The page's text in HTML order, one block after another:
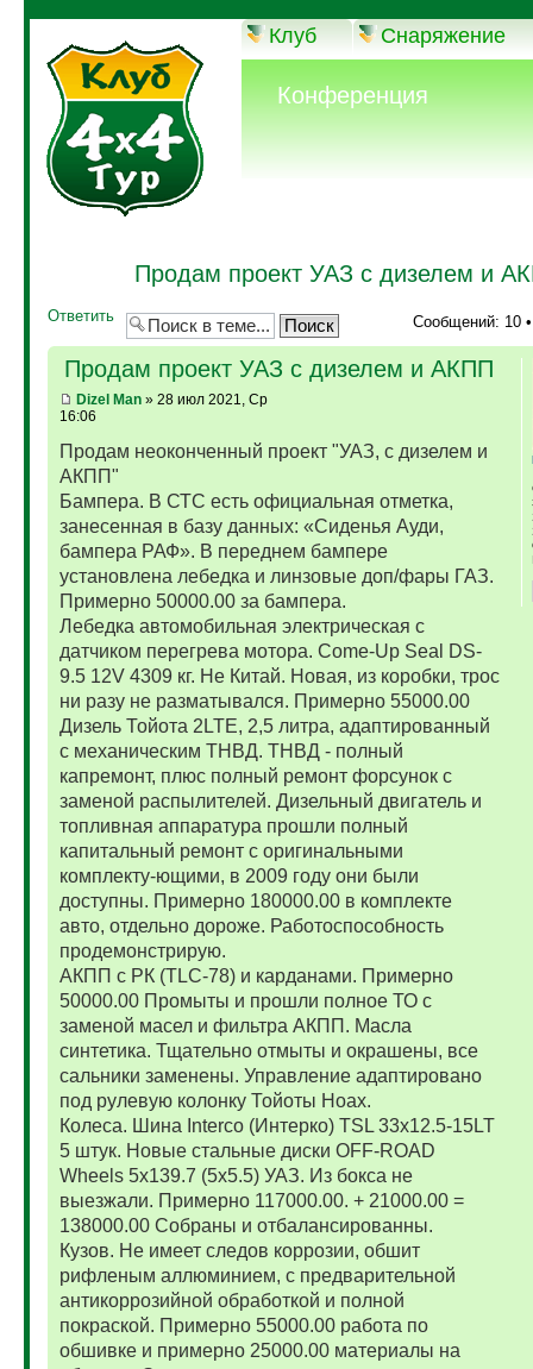
Клуб Снаряжение
Конференция
Продам проект УАЗ с дизелем и
Ответить Сообщений: 10
Продам проект УАЗ с дизелем и АКПП
Dizel Man» 28 июл 2021, Ср
16:06
Продам неоконченный проект "УАЗ, с дизелем и
АКПП"
Бампера. В СТС есть официальная отметка,
занесенная в базу данных: «Сиденья Ауди,
бампера РАФ». В переднем бампере
установлена лебедка и линзовые доп/фары ГАЗ.
Примерно 50000.00 за бампера.
Лебедка автомобильная электрическая с
датчиком перегрева мотора. Come-Up Seal DS-
9.5 12V 4309 кг. Не Китай. Новая, из коробки, трос
ни разу не разматывался. Примерно 55000.00
Дизель Тойота 2LTE, 2,5 литра, адаптированный
с механическим ТНВД. ТНВД - полный
капремонт, плюс полный ремонт форсунок с
заменой распылителей. Дизельный двигатель и
топливная аппаратура прошли полный
капитальный ремонт с оригинальными
комплекту-ющими, в 2009 году они были
доступны. Примерно 180000.00 в комплекте
авто, отдельно дороже. Работоспособность
продемонстрирую.
АКПП с РК (TLC-78) и карданами. Примерно
50000.00 Промыты и прошли полное ТО с
заменой масел и фильтра АКПП. Масла
синтетика. Тщательно отмыты и окрашены, все
сальники заменены. Управление адаптировано
под рулевую колонку Тойоты Ноах.
Колеса. Шина Interco (Интерко) TSL 33x12.5-15LT
5 штук. Новые стальные диски OFF-ROAD
Wheels 5x139.7 (5x5.5) УАЗ. Из бокса не
выезжали. Примерно 117000.00. + 21000.00 =
138000.00 Собраны и отбалансированны.
Кузов. Не имеет следов коррозии, обшит
рифленым аллюминием, с предварительной
антикоррозийной обработкой и полной
покраской. Примерно 55000.00 работа по
обшивке и примерно 25000.00 материалы на